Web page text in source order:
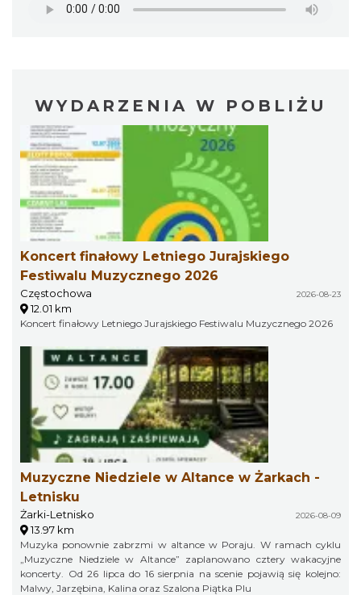
WYDARZENIA W POBLIŻU
Koncert finałowy Letniego Jurajskiego
Festiwalu Muzycznego 2026
Częstochowa 2026-08-23
12.01 km
Koncert finałowy Letniego Jurajskiego Festiwalu Muzycznego 2026
Muzyczne Niedziele w Altance w Żarkach -
Letnisku
Żarki-Letnisko 2026-08-09
13.97 km
Muzyka ponownie zabrzmi w altance w Poraju. W ramach cyklu
„Muzyczne Niedziele w Altance” zaplanowano cztery wakacyjne
koncerty. Od 26 lipca do 16 sierpnia na scenie pojawią się kolejno:
Malwy, Jarzębina, Kalina oraz Szalona Piątka Plu